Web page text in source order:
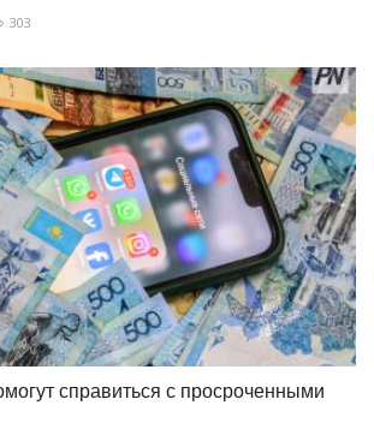
303
справиться с просроченными